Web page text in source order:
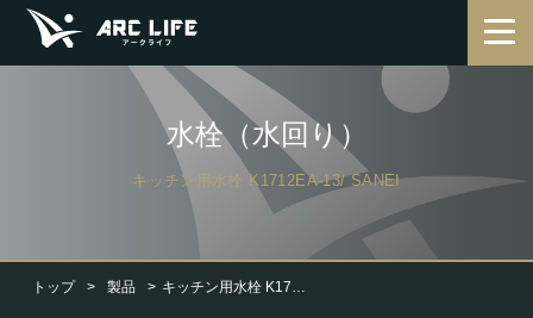
トップ 製品 キッチン用水栓 K1712EA-13
水栓（水回り）
キッチン用水栓 K1712EA-13/ SANEI